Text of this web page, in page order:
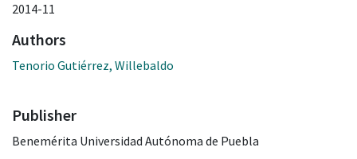
2014-11
Authors
Tenorio Gutiérrez, Willebaldo
Publisher
Benemérita Universidad Autónoma de Puebla